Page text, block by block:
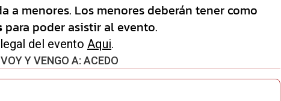
a menores. Los menores deberán tener como
para poder asistir al evento.
del evento Aqui.
Y VENGO A: ACEDO